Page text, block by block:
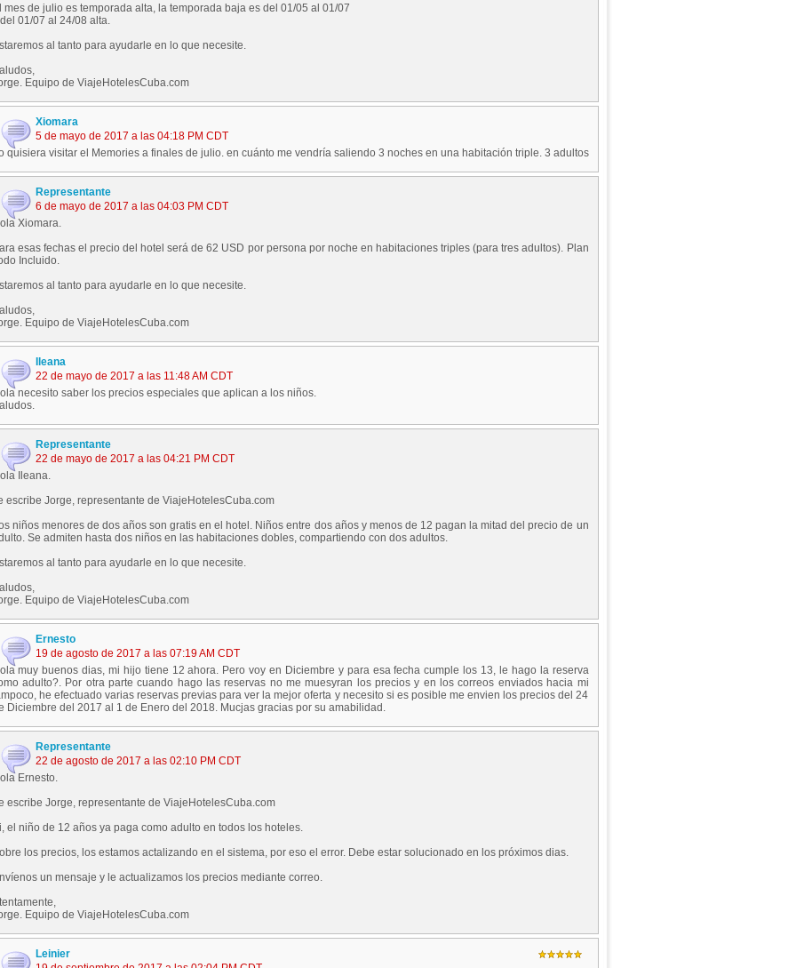
mes de julio es temporada alta, la temporada baja es del 01/05 al 01/07
01/07 al 24/08 alta.
al tanto para ayudarle en lo que necesite.
Equipo de ViajeHotelesCuba.com
Xiomara
5 de mayo de 2017 a las 04:18 PM CDT
quisiera visitar el Memories a finales de julio. en cuánto me vendría saliendo 3 noches en una habitación triple. 3 adultos
Representante
6 de mayo de 2017 a las 04:03 PM CDT
Xiomara.
esas fechas el precio del hotel será de 62 USD por persona por noche en habitaciones triples (para tres adultos). Plan
Incluido.
al tanto para ayudarle en lo que necesite.
Equipo de ViajeHotelesCuba.com
Ileana
22 de mayo de 2017 a las 11:48 AM CDT
necesito saber los precios especiales que aplican a los niños.
Representante
22 de mayo de 2017 a las 04:21 PM CDT
Ileana.
escribe Jorge, representante de ViajeHotelesCuba.com
niños menores de dos años son gratis en el hotel. Niños entre dos años y menos de 12 pagan la mitad del precio de un
Se admiten hasta dos niños en las habitaciones dobles, compartiendo con dos adultos.
al tanto para ayudarle en lo que necesite.
Equipo de ViajeHotelesCuba.com
Ernesto
19 de agosto de 2017 a las 07:19 AM CDT
muy buenos dias, mi hijo tiene 12 ahora. Pero voy en Diciembre y para esa fecha cumple los 13, le hago la reserva
adulto?. Por otra parte cuando hago las reservas no me muesyran los precios y en los correos enviados hacia mi
he efectuado varias reservas previas para ver la mejor oferta y necesito si es posible me envien los precios del 24
Diciembre del 2017 al 1 de Enero del 2018. Mucjas gracias por su amabilidad.
Representante
22 de agosto de 2017 a las 02:10 PM CDT
Ernesto.
escribe Jorge, representante de ViajeHotelesCuba.com
el niño de 12 años ya paga como adulto en todos los hoteles.
los precios, los estamos actalizando en el sistema, por eso el error. Debe estar solucionado en los próximos dias.
un mensaje y le actualizamos los precios mediante correo.
Equipo de ViajeHotelesCuba.com
Leinier